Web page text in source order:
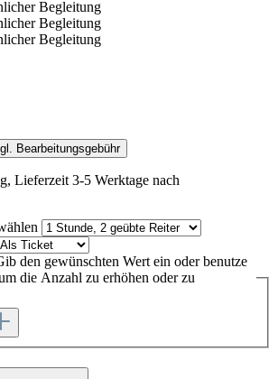
Bearbeitungsgebühr
Lieferzeit 3-5 Werktage nach
den gewünschten Wert ein oder benutze
die Anzahl zu erhöhen oder zu